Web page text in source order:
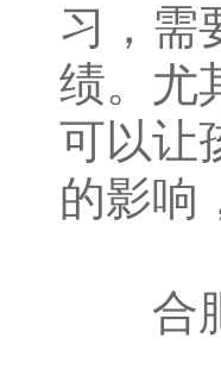
习，需
绩。尤
可以让
的影响
合肥